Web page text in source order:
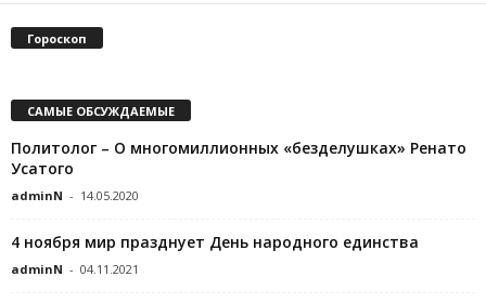
Гороскоп
САМЫЕ ОБСУЖДАЕМЫЕ
Политолог – О многомиллионных «безделушках» Ренато
Усатого
adminN - 14.05.2020
4 ноября мир празднует День народного единства
adminN - 04.11.2021